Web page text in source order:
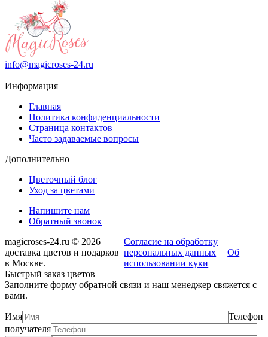
info@magicroses-24.ru
Информация
Главная
Политика конфиденциальности
Страница контактов
Часто задаваемые вопросы
Дополнительно
Цветочный блог
Уход за цветами
Напишите нам
Обратный звонок
magicroses-24.ru © 2026
доставка цветов и подарков
в Москве.
Согласие на обработку
персональных данных
Об
использовании куки
Быстрый заказ цветов
Заполните форму обратной связи и наш менеджер свяжется с
вами.
Имя
Телефон
получателя